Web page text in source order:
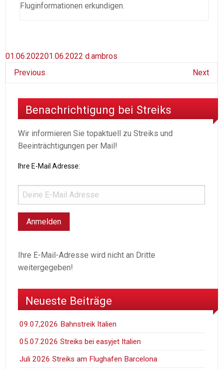
Fluginformationen erkundigen.
01.06.202201.06.2022 d.ambros
Previous
Next
Benachrichtigung bei Streiks
Wir informieren Sie topaktuell zu Streiks und
Beeinträchtigungen per Mail!
Ihre E-Mail Adresse:
Ihre E-Mail-Adresse wird nicht an Dritte
weitergegeben!
Neueste Beiträge
09.07,2026 Bahnstreik Italien
05.07.2026 Streiks bei easyjet Italien
Juli 2026 Streiks am Flughafen Barcelona